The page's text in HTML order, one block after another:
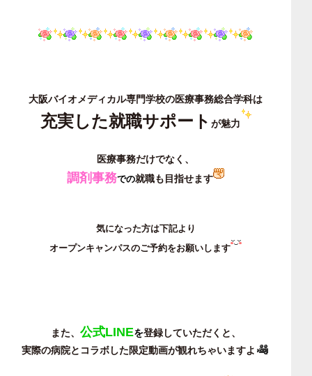
大阪バイオメディカル専門学校の医療事務総合学科は
充実した就職サポート が魅力
医療事務だけでなく、
調剤事務での就職も目指せます
気になった方は下記より
オープンキャンパスのご予約をお願いします
また、 公式LINEを登録していただくと、
実際の病院とコラボした限定動画が観れちゃいますよ